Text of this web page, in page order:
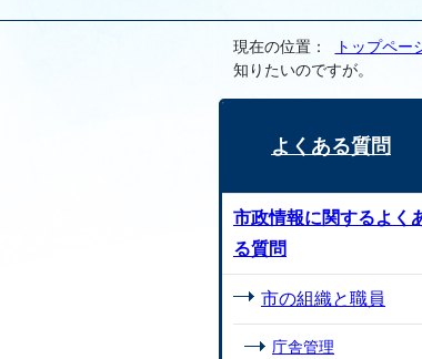
現在の位置： トップペー
知りたいのですが。
よくある質問
市政情報に関するよく
る質問
市の組織と職員
庁舎管理